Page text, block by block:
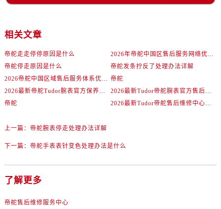
相关文章
帝舵走走停停原因是什么
2026年帝舵中国区售后服务网络优化升级（最新电话及地址）
帝舵停走原因是什么
帝舵发条拧反了处理办法详解
2026帝舵中国区域售后服务体系优化升级公告（最新电话及地址） 帝舵
2026最新帝舵Tudor腕表官方保养中心地址调研报告
2026最新Tudor帝舵腕表官方售后维修服务中心地址调研报告
帝舵
2026最新Tudor帝舵售后维修中心网点地址考察报告
上一篇： 帝舵腕表停走处理办法详解
下一篇： 帝舵手表表针变色处理办法是什么
了解更多
帝舵售后维修服务中心